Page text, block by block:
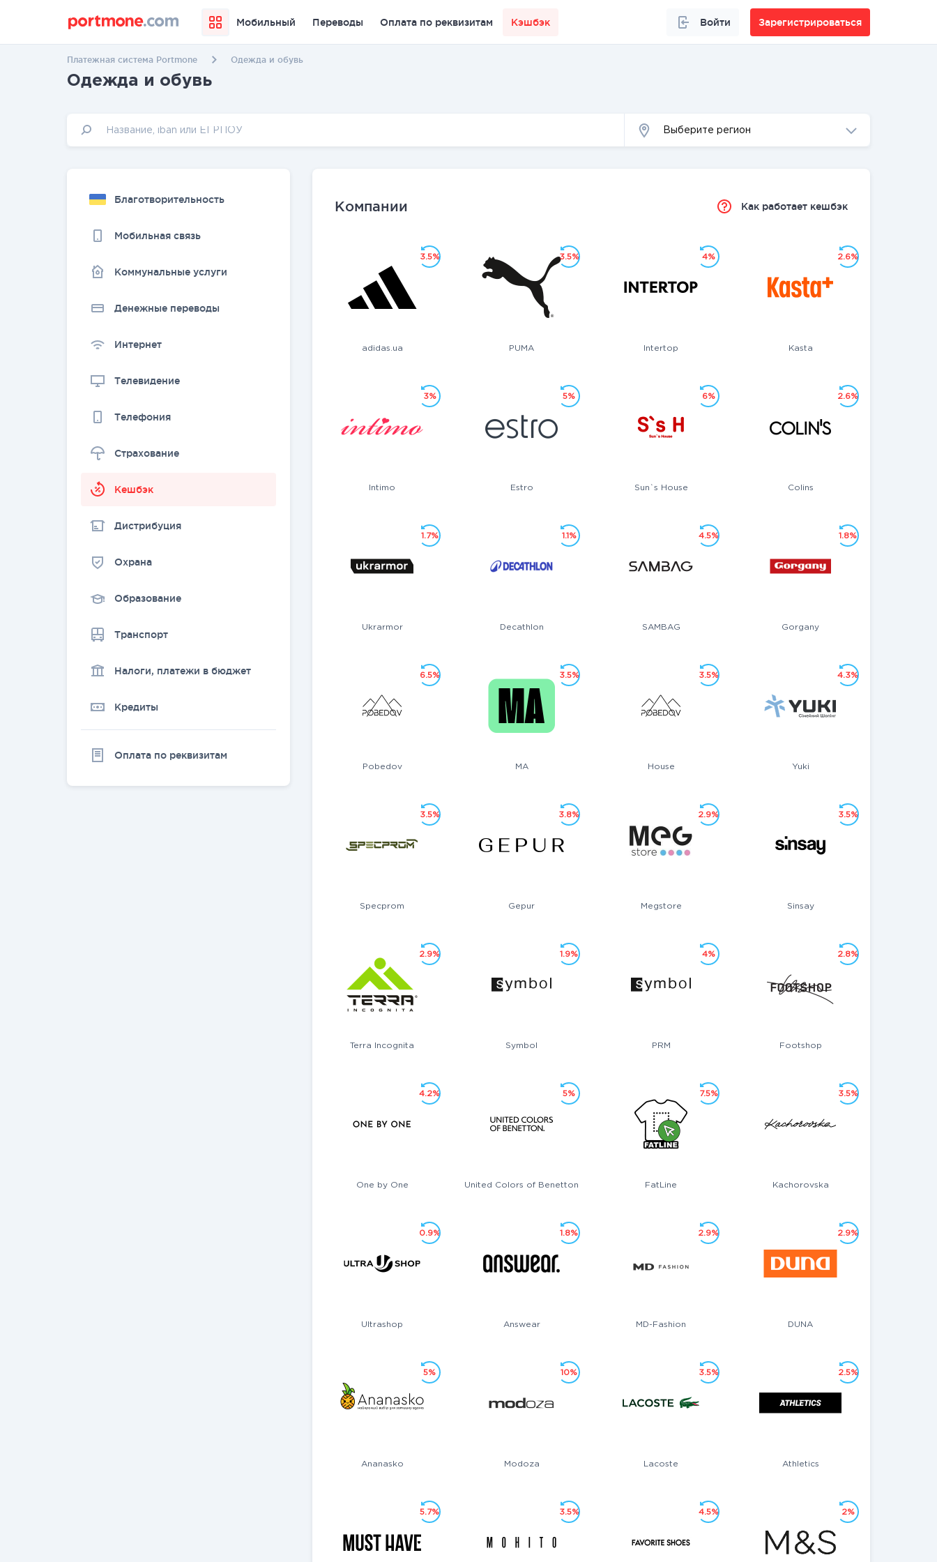
Мобильный Переводы Оплата по реквизитам Кэшбэк Войти Зарегистрироваться
Платежная система Portmone Одежда и обувь
Одежда и обувь
Выберите регион
Благотворительность
Мобильная связь
Коммунальные услуги
Денежные переводы
Интернет
Телевидение
Телефония
Страхование
Kешбэк
Дистрибуция
Охрана
Образование
Транспорт
Налоги, платежи в бюджет
Кредиты
Оплата по реквизитам
Компании Как работает кешбэк
adidas.ua
3.5%
PUMA
3.5%
Intertop
4%
Kasta
2.6%
Intimo
3%
Estro
5%
Sun`s House
6%
Colins
2.6%
Ukrarmor
1.7%
Decathlon
1.1%
SAMBAG
4.5%
Gorgany
1.8%
Pobedov
6.5%
MA
3.5%
House
3.5%
Yuki
4.3%
Specprom
3.5%
Gepur
3.8%
Megstore
2.9%
Sinsay
3.5%
Terra Incognita
2.9%
Symbol
1.9%
PRM
4%
Footshop
2.8%
One by One
4.2%
United Colors of Benetton
5%
FatLine
7.5%
Kachorovska
3.5%
Ultrashop
0.9%
Answear
1.8%
MD-Fashion
2.9%
DUNA
2.9%
Ananasko
5%
Modoza
10%
Lacoste
3.5%
Athletics
2.5%
5.7% 3.5% 4.5% 2%